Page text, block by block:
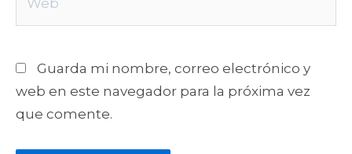
Guarda mi nombre, correo electrónico y
web en este navegador para la próxima vez
que comente.